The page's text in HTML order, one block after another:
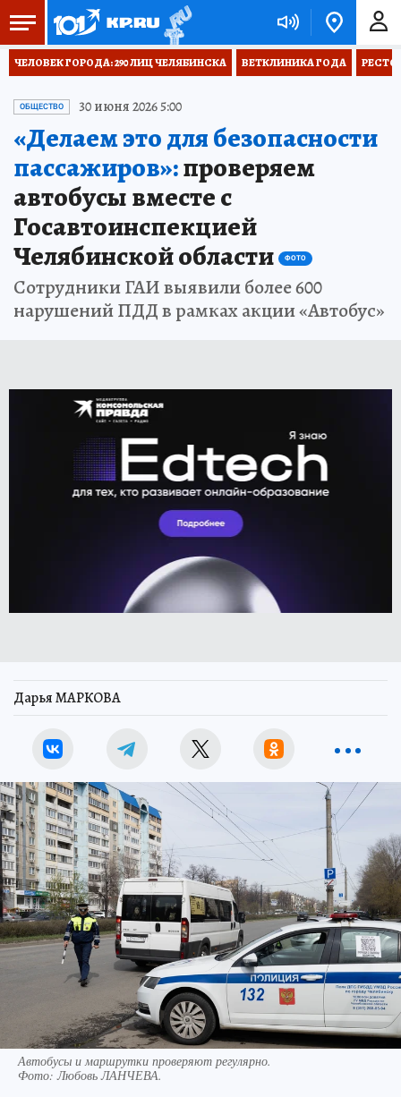
ЧЕЛОВЕК ГОРОДА: 290 ЛИЦ ЧЕЛЯБИНСКА ВЕТКЛИНИКА ГОДА
ОБЩЕСТВО 30 июня 2026 5:00
«Делаем это для безопасности
пассажиров»:проверяем
автобусы вместе с
Госавтоинспекцией
Челябинской области
ФОТО
Сотрудники ГАИ выявили более 600
нарушений ПДД в рамках акции «Автобус»
Дарья МАРКОВА
Автобусы и маршрутки проверяют регулярно.
Фото:Любовь ЛАНЧЕВА.